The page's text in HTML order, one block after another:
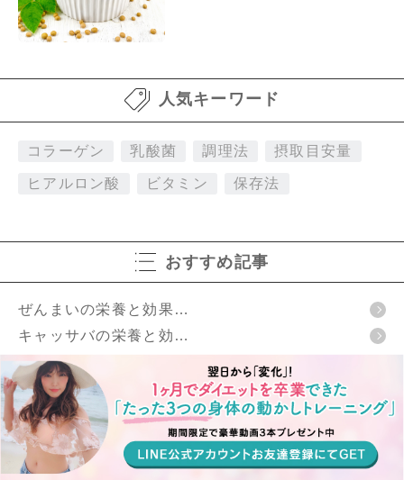
人気キーワード
コラーゲン 乳酸菌 調理法 摂取目安量
ヒアルロン酸 ビタミン 保存法
おすすめ記事
ぜんまいの栄養と効果…
キャッサバの栄養と効…
バターの栄養と効果効…
オリゴ糖の便秘解消・…
さやいんげんの栄養と…